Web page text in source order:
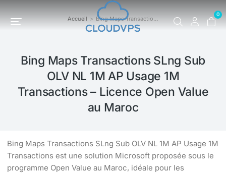
0
Vous êtes ici : Accueil Bing Maps Transactio…
Bing Maps Transactions SLng Sub
OLV NL 1M AP Usage 1M
Transactions – Licence Open Value
au Maroc
Bing Maps Transactions SLng Sub OLV NL 1M AP Usage 1M
Transactions est une solution Microsoft proposée sous le
programme Open Value au Maroc, idéale pour les